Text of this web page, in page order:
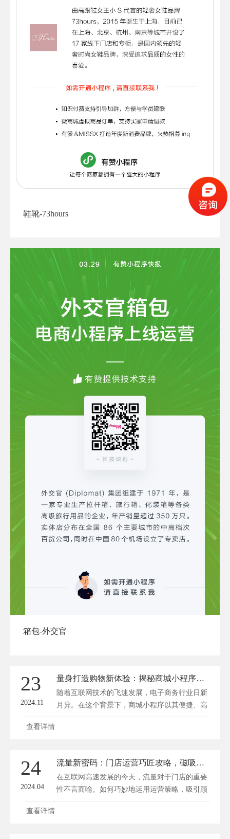
鞋靴-73hours
箱包-外交官
23
2024.11
量身打造购物新体验：揭秘商城小程序定制报价之谜
随着互联网技术的飞速发展，电子商务行业日新
月异。在这个背景下，商城小程序以其便捷、高
效的特点逐渐成为众多商家和企业的首选。然
制报价之谜，帮助您量身打造购物新体验。
一、商城小程序定制开发的优...
查看详情
24
2024.04
流量新密码：门店运营巧匠攻略，磁吸顾客步履不停
在互联网高速发展的今天，流量对于门店的重要
性不言而喻。如何巧妙地运用运营策略，吸引顾
客步履不停，成为了每个门店老板需要深入思考
查看详情